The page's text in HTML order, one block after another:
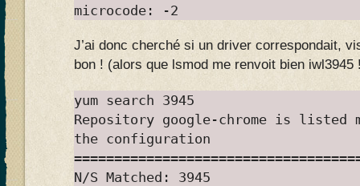
microcode: -2
J’ai donc cherché si un driver correspondait,
bon ! (alors que lsmod me renvoit bien iwl3945
yum search 3945
Repository google-chrome is listed
the configuration
N/S Matched: 3945